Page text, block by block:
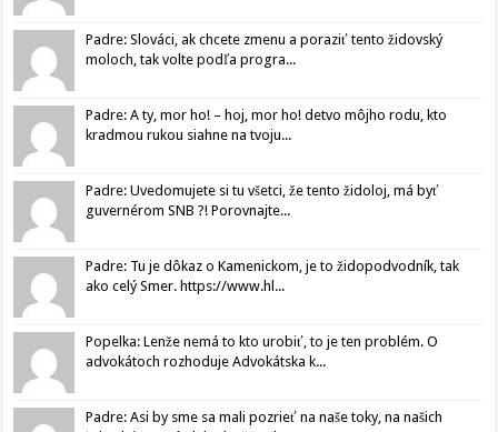
Padre: Slováci, ak chcete zmenu a poraziť tento židovský
moloch, tak volte podľa progra...
Padre: A ty, mor ho! – hoj, mor ho! detvo môjho rodu, kto
kradmou rukou siahne na tvoju...
Padre: Uvedomujete si tu všetci, že tento židoloj, má byť
guvernérom SNB ?! Porovnajte...
Padre: Tu je dôkaz o Kamenickom, je to židopodvodník, tak
ako celý Smer. https://www.hl...
Popelka: Lenže nemá to kto urobiť, to je ten problém. O
advokátoch rozhoduje Advokátska k...
Padre: Asi by sme sa mali pozrieť na naše toky, na našich